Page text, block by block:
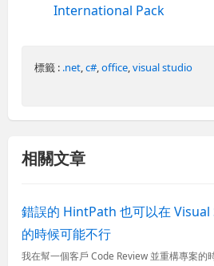
International Pack
標籤 : .net ,c# ,office ,visual studio
相關文章
錯誤的 HintPath 也可以在
的時候可能不行